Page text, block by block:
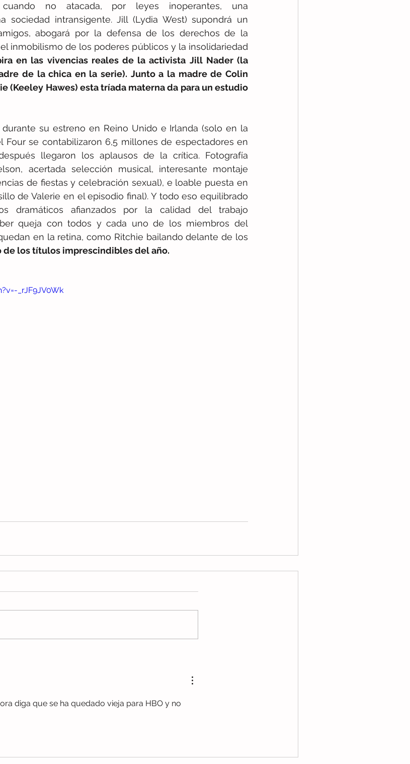
cuando no atacada, por leyes inoperantes, una
sociedad intransigente. Jill (Lydia West) supondrá un
abogará por la defensa de los derechos de la
inmobilismo de los poderes públicos y la insolidariedad
en las vivencias reales de la activista Jill Nader (la
de la chica en la serie). Junto a la madre de Colin
(Keeley Hawes) esta tríada materna da para un estudio
su estreno en Reino Unido e Irlanda (solo en la
Four se contabilizaron 6,5 millones de espectadores en
llegaron los aplausos de la crítica. Fotografía
acertada selección musical, interesante montaje
de fiestas y celebración sexual), e loable puesta en
de Valerie en el episodio final). Y todo eso equilibrado
dramáticos afianzados por la calidad del trabajo
queja con todos y cada uno de los miembros del
en la retina, como Ritchie bailando delante de los
de los títulos imprescindibles del año.
_rJF9JV0Wk
diga que se ha quedado vieja para HBO y no